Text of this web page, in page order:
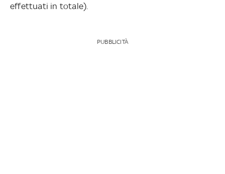
effettuati in totale).
PUBBLICITÀ